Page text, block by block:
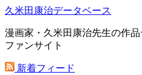
久米田康治データベース
漫画家・久米田康治先生の作
ファンサイト
新着フィード